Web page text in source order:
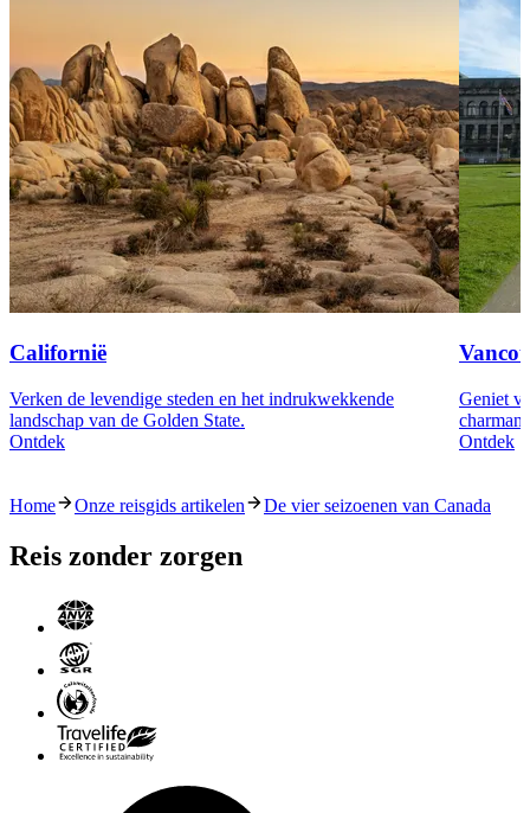
Californië
Verken de levendige steden en het indrukwekkende
landschap van de Golden State.
Ontdek
Geniet
Ontdek
Home Onze reisgids artikelen De vier seizoenen van Canada
Reis zonder zorgen